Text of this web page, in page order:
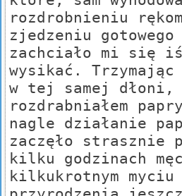
rozdrobnieniu
zjedzeniu
zachciało mi się
wysikać. Trzymając
w tej samej dłoni,
rozdrabniałem
nagle działanie
zaczęło strasznie
kilku godzinach
kilkukrotnym myciu